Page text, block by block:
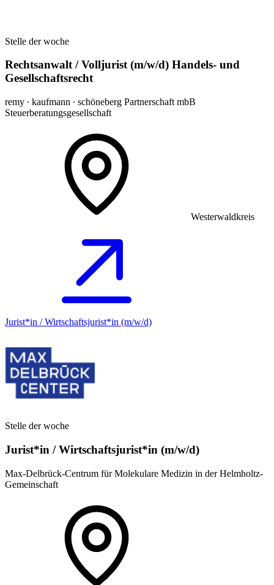
Stelle der woche
Rechtsanwalt / Volljurist (m/w/d) Handels- und
Gesellschaftsrecht
remy ∙ kaufmann ∙ schöneberg Partnerschaft mbB
Steuerberatungsgesellschaft
Westerwaldkreis
Jurist*in / Wirtschafts­jurist*in (m/w/d)
Stelle der woche
Jurist*in / Wirtschafts­jurist*in (m/w/d)
Max-Delbrück-Centrum für Molekulare Medizin in der Helmholtz-
Gemeinschaft